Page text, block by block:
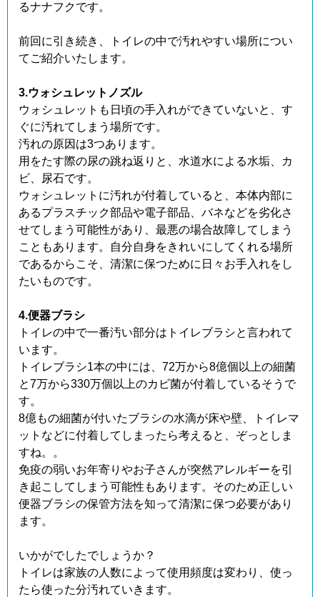
るナナフクです。
前回に引き続き、トイレの中で汚れやすい場所につい
てご紹介いたします。
3.ウォシュレットノズル
ウォシュレットも日頃の手入れができていないと、す
ぐに汚れてしまう場所です。
汚れの原因は3つあります。
用をたす際の尿の跳ね返りと、水道水による水垢、カ
ビ、尿石です。
ウォシュレットに汚れが付着していると、本体内部に
あるプラスチック部品や電子部品、バネなどを劣化さ
せてしまう可能性があり、最悪の場合故障してしまう
こともあります。自分自身をきれいにしてくれる場所
であるからこそ、清潔に保つために日々お手入れをし
たいものです。
4.便器ブラシ
トイレの中で一番汚い部分はトイレブラシと言われて
います。
トイレブラシ1本の中には、72万から8億個以上の細菌
と7万から330万個以上のカビ菌が付着しているそうで
す。
8億もの細菌が付いたブラシの水滴が床や壁、トイレマ
ットなどに付着してしまったら考えると、ぞっとしま
すね。。
免疫の弱いお年寄りやお子さんが突然アレルギーを引
き起こしてしまう可能性もあります。そのため正しい
便器ブラシの保管方法を知って清潔に保つ必要があり
ます。
いかがでしたでしょうか？
トイレは家族の人数によって使用頻度は変わり、使っ
たら使った分汚れていきます。